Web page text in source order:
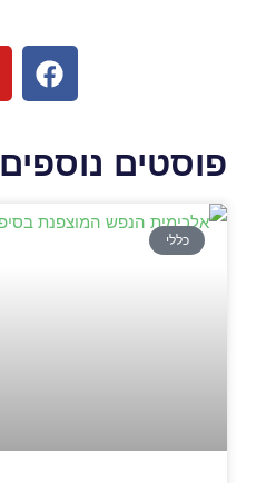
פוסטים נוספים
כללי